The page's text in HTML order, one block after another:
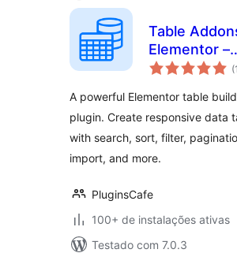
Table
Elementor –
Responsive
(1
A powerful Elementor table
plugin. Create responsive data
with search, sort, filter,
import, and more.
PluginsCafe
100+ de instalações ativas
Testado com 7.0.3